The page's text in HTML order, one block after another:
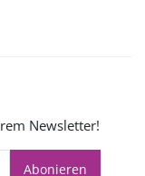
Newsletter!
Abonieren